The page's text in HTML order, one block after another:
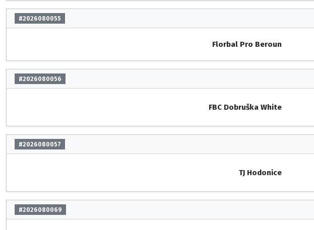
#2026080055
Florbal Pro Beroun
#2026080056
FBC Dobruška White
#2026080057
TJ Hodonice
#2026080069